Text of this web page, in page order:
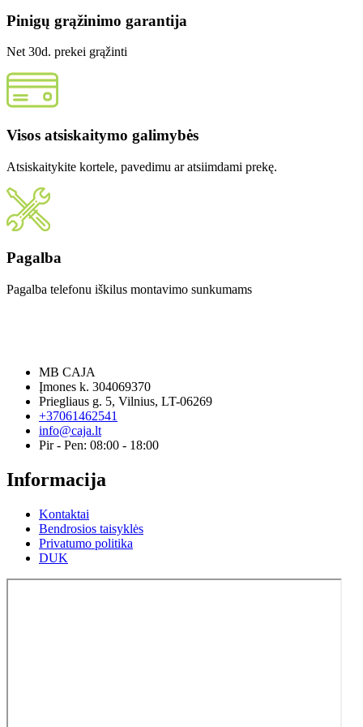
Pinigų grąžinimo garantija
Net 30d. prekei grąžinti
Visos atsiskaitymo galimybės
Atsiskaitykite kortele, pavedimu ar atsiimdami prekę.
Pagalba
Pagalba telefonu iškilus montavimo sunkumams
MB CAJA
Įmones k. 304069370
Priegliaus g. 5, Vilnius, LT-06269
+37061462541
info@caja.lt
Pir - Pen: 08:00 - 18:00
Informacija
Kontaktai
Bendrosios taisyklės
Privatumo politika
DUK